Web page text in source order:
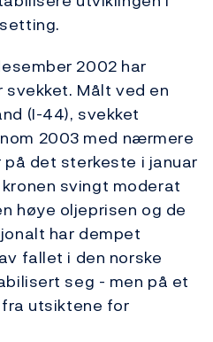
2002 har
Målt ved en
(I-44), svekket
2003 med nærmere
på det sterkeste i januar
svingt moderat
høye oljeprisen og de
har dempet
fallet i den norske
seg - men på et
utsiktene for